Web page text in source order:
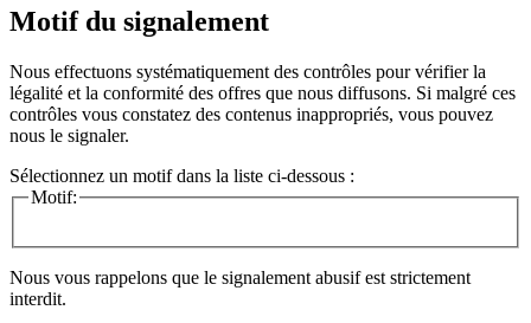
Motif du signalement
Nous effectuons systématiquement des contrôles pour vérifier la
légalité et la conformité des offres que nous diffusons. Si malgré ces
contrôles vous constatez des contenus inappropriés, vous pouvez
nous le signaler.
Sélectionnez un motif dans la liste ci-dessous :
Motif:
Nous vous rappelons que le signalement abusif est strictement
interdit.